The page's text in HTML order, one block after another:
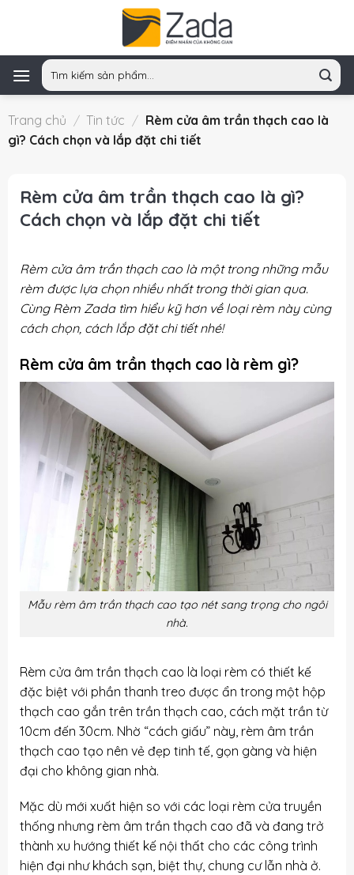
Tìm
kiếm:
Trang chủ / Tin tức / Rèm cửa âm trần thạch cao là
gì? Cách chọn và lắp đặt chi tiết
Rèm cửa âm trần thạch cao là gì?
Cách chọn và lắp đặt chi tiết
Rèm cửa âm trần thạch cao là một trong những mẫu
rèm được lựa chọn nhiều nhất trong thời gian qua.
Cùng Rèm Zadatìm hiểu kỹ hơn về loại rèm này cùng
cách chọn, cách lắp đặt chi tiết nhé!
Rèm cửa âm trần thạch cao là rèm gì?
Mẫu rèm âm trần thạch cao tạo nét sang trọng cho ngôi
nhà.
Rèm cửa âm trần thạch cao là loại rèm có thiết kế
đặc biệt với phần thanh treo được ẩn trong một hộp
thạch cao gắn trên trần thạch cao, cách mặt trần từ
10cm đến 30cm. Nhờ “cách giấu” này, rèm âm trần
thạch cao tạo nên vẻ đẹp tinh tế, gọn gàng và hiện
đại cho không gian nhà.
Mặc dù mới xuất hiện so với các loại rèm cửa truyền
thống nhưng rèm âm trần thạch cao đã và đang trở
thành xu hướng thiết kế nội thất cho các công trình
hiện đại như khách sạn, biệt thự, chung cư lẫn nhà ở.